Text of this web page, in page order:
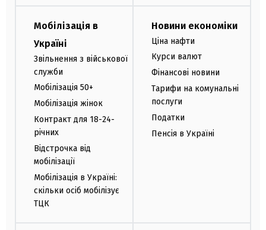
Мобілізація в
Україні
Звільнення з військової
служби
Мобілізація 50+
Мобілізація жінок
Контракт для 18-24-
річних
Відстрочка від
мобілізації
Мобілізація в Україні:
скільки осіб мобілізує
ТЦК
Новини економіки
Ціна нафти
Курси валют
Фінансові новини
Тарифи на комунальні
послуги
Податки
Пенсія в Україні